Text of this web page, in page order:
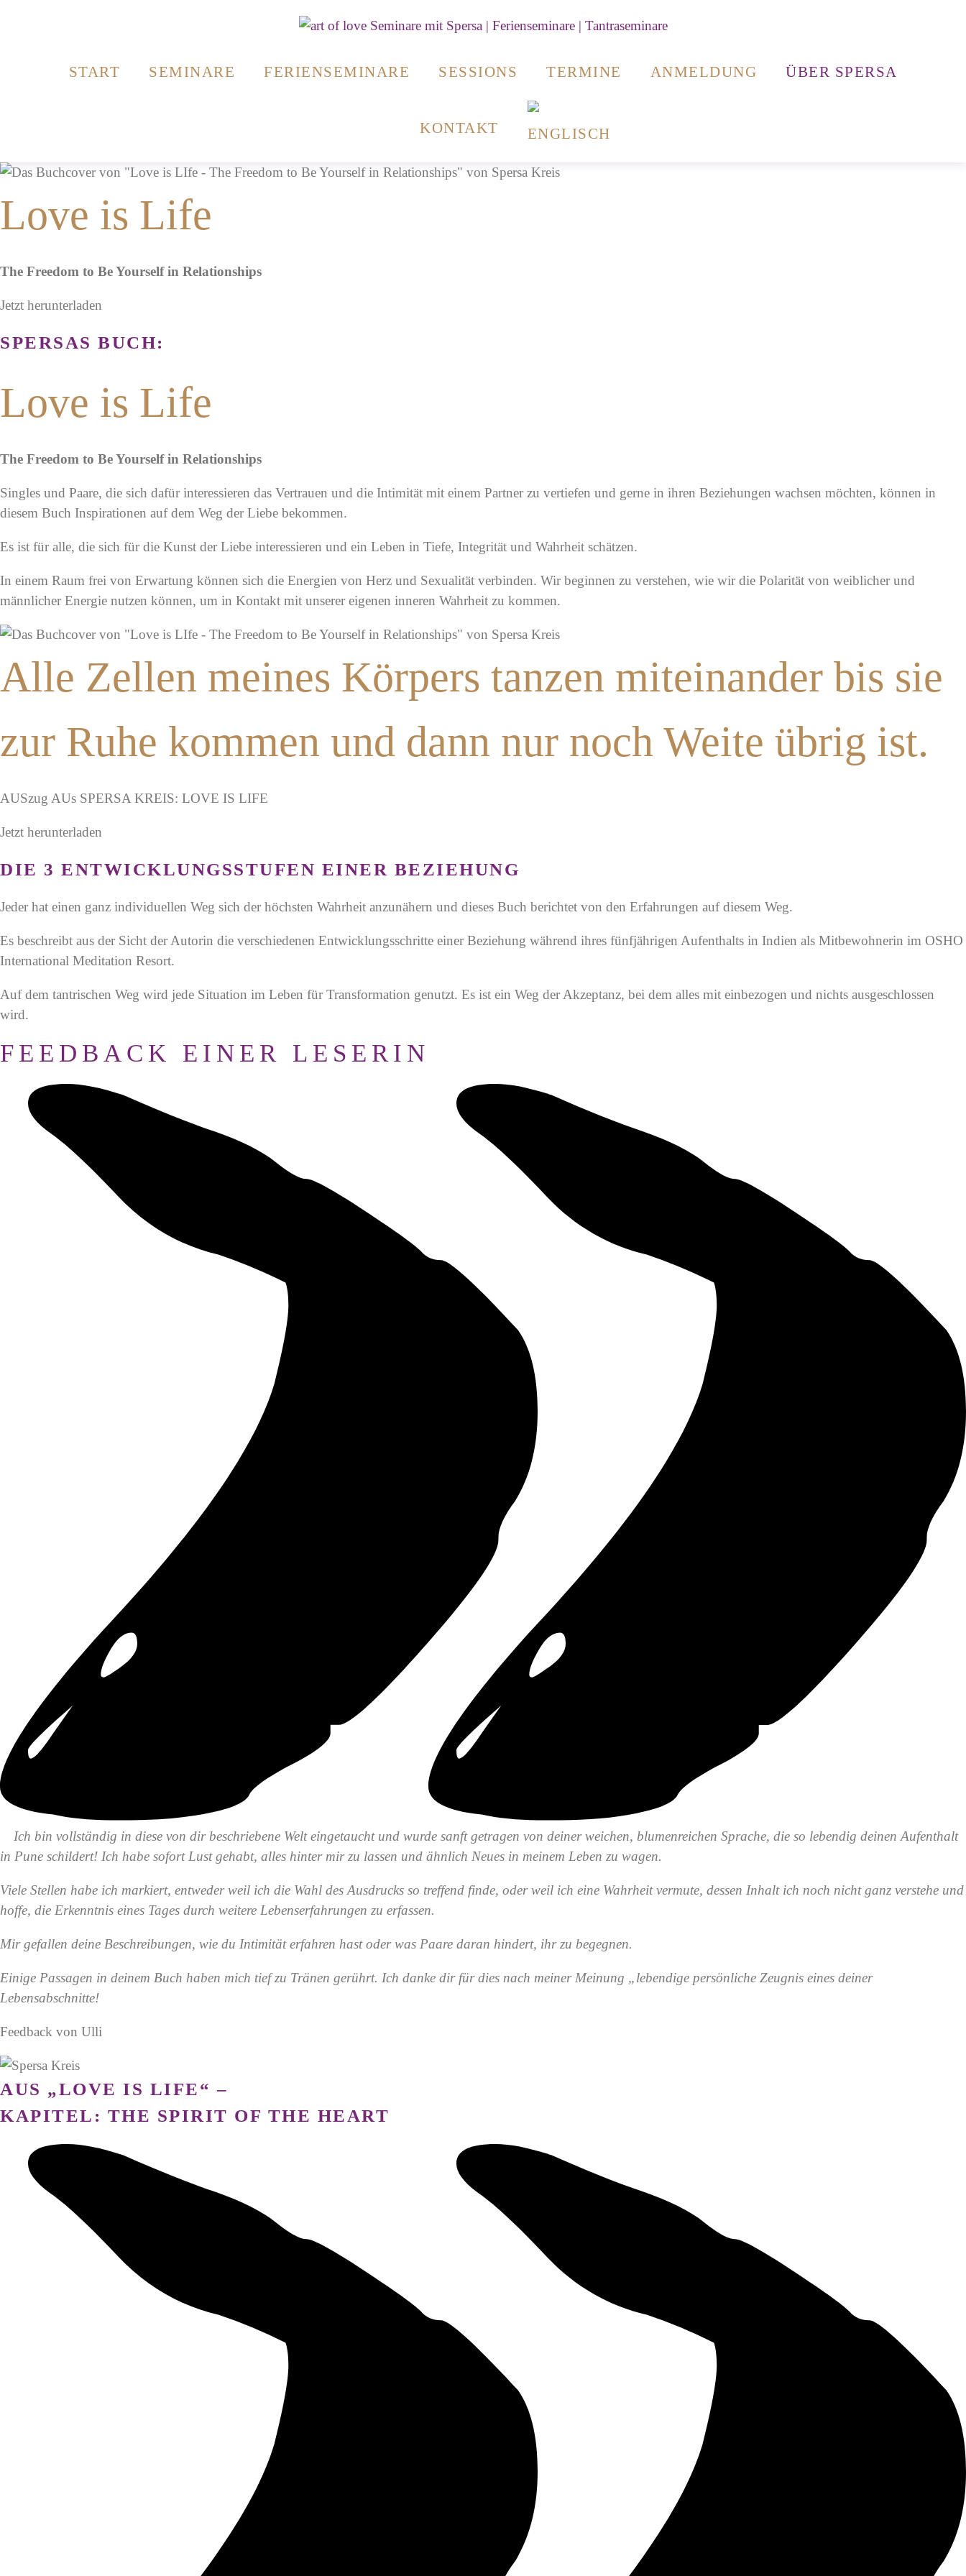
START SEMINARE FERIENSEMINARE SESSIONS TERMINE ANMELDUNG ÜBER SPERSA
KONTAKT
Love is Life
The Freedom to Be Yourself in Relationships
Jetzt herunterladen
SPERSAS BUCH:
Love is Life
The Freedom to Be Yourself in Relationships
Singles und Paare, die sich dafür interessieren das Vertrauen und die Intimität mit einem Partner zu vertiefen und gerne in ihren Beziehungen wachsen möchten, können in
diesem Buch Inspirationen auf dem Weg der Liebe bekommen.
Es ist für alle, die sich für die Kunst der Liebe interessieren und ein Leben in Tiefe, Integrität und Wahrheit schätzen.
In einem Raum frei von Erwartung können sich die Energien von Herz und Sexualität verbinden. Wir beginnen zu verstehen, wie wir die Polarität von weiblicher und
männlicher Energie nutzen können, um in Kontakt mit unserer eigenen inneren Wahrheit zu kommen.
Alle Zellen meines Körpers tanzen miteinander bis sie
zur Ruhe kommen und dann nur noch Weite übrig ist.
AUSzug AUs SPERSA KREIS: LOVE IS LIFE
Jetzt herunterladen
DIE 3 ENTWICKLUNGSSTUFEN EINER BEZIEHUNG
Jeder hat einen ganz individuellen Weg sich der höchsten Wahrheit anzunähern und dieses Buch berichtet von den Erfahrungen auf diesem Weg.
Es beschreibt aus der Sicht der Autorin die verschiedenen Entwicklungsschritte einer Beziehung während ihres fünfjährigen Aufenthalts in Indien als Mitbewohnerin im OSHO
International Meditation Resort.
Auf dem tantrischen Weg wird jede Situation im Leben für Transformation genutzt. Es ist ein Weg der Akzeptanz, bei dem alles mit einbezogen und nichts ausgeschlossen
wird.
FEEDBACK EINER LESERIN
Ich bin vollständig in diese von dir beschriebene Welt eingetaucht und wurde sanft getragen von deiner weichen, blumenreichen Sprache, die so lebendig deinen Aufenthalt
in Pune schildert! Ich habe sofort Lust gehabt, alles hinter mir zu lassen und ähnlich Neues in meinem Leben zu wagen.
Viele Stellen habe ich markiert, entweder weil ich die Wahl des Ausdrucks so treffend finde, oder weil ich eine Wahrheit vermute, dessen Inhalt ich noch nicht ganz verstehe und
hoffe, die Erkenntnis eines Tages durch weitere Lebenserfahrungen zu erfassen.
Mir gefallen deine Beschreibungen, wie du Intimität erfahren hast oder was Paare daran hindert, ihr zu begegnen.
Einige Passagen in deinem Buch haben mich tief zu Tränen gerührt. Ich danke dir für dies nach meiner Meinung „lebendige persönliche Zeugnis eines deiner
Lebensabschnitte!
Feedback von Ulli
AUS „LOVE IS LIFE“ –
KAPITEL: THE SPIRIT OF THE HEART